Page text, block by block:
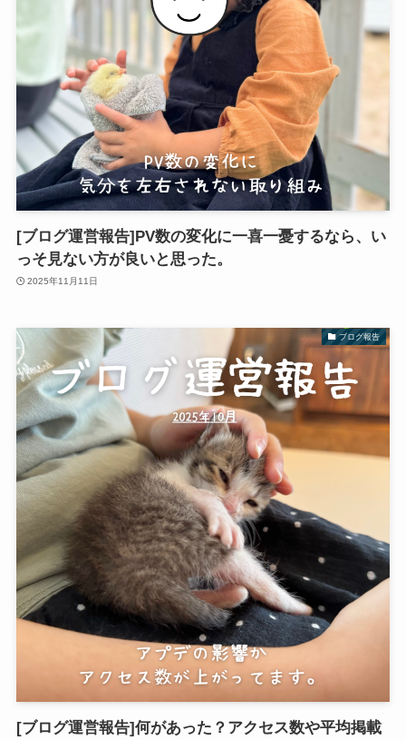
[ブログ運営報告]PV数の変化に一喜一憂するなら、い
っそ見ない方が良いと思った。
2025年11月11日
ブログ報告
[ブログ運営報告]何があった？アクセス数や平均掲載